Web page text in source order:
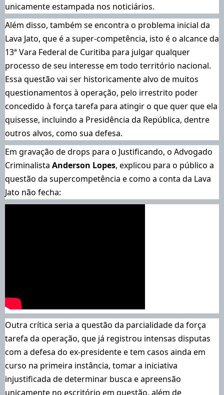
unicamente estampada nos noticiários.
Além disso, também se encontra o problema inicial da
Lava Jato, que é a super-competência, isto é o alcance da
13ª Vara Federal de Curitiba para julgar qualquer
processo de seu interesse em todo território nacional.
Essa questão vai ser historicamente alvo de muitos
questionamentos à operação, pelo irrestrito poder
concedido à força tarefa para atingir o que quer que ela
quisesse, incluindo a Presidência da República, dentre
outros alvos, como sua defesa.
Em gravação de drops para o Justificando, o Advogado
Criminalista Anderson Lopes, explicou para o público a
questão da supercompetência e como a conta da Lava
Jato não fecha:
Outra crítica seria a questão da parcialidade da força
tarefa da operação, que já registrou intensas disputas
com a defesa do ex-presidente e tem casos ainda em
curso na primeira instância, tomar a iniciativa
injustificada de determinar busca e apreensão
unicamente no escritório em questão, além de